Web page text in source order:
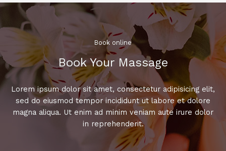
Book online​
Book Your Massage​
Lorem ipsum dolor sit amet, consectetur adipisicing elit,
sed do eiusmod tempor incididunt ut labore et dolore
magna aliqua. Ut enim ad minim veniam aute irure dolor
in reprehenderit.